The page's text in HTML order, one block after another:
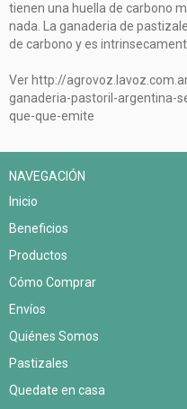
tienen una huella de carbono
nada. La ganaderia de
de carbono y es
Ver http://
ganaderia-pastoril-argentina-
que-que-emite
NAVEGACIÓN
Inicio
Beneficios
Productos
Cómo Comprar
Envíos
Quiénes Somos
Pastizales
Quedate en casa